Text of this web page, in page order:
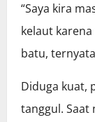
“Saya kira
kelaut
batu,
Diduga kuat,
tanggul.